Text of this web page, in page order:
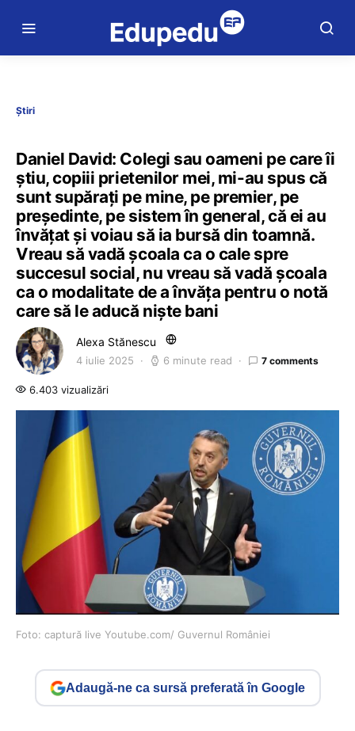
Știri
Daniel David: Colegi sau oameni pe care îi
știu, copiii prietenilor mei, mi-au spus că
sunt supărați pe mine, pe premier, pe
președinte, pe sistem în general, că ei au
învățat și voiau să ia bursă din toamnă.
Vreau să vadă școala ca o cale spre
succesul social, nu vreau să vadă școala
ca o modalitate de a învăța pentru o notă
care să le aducă niște bani
Alexa Stănescu
4 iulie 2025 6 minute read 7 comments
6.403 vizualizări
Foto: captură live Youtube.com/ Guvernul României
Adaugă-ne ca sursă preferată în Google